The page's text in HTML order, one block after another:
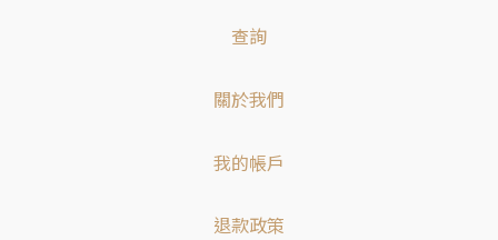
查詢
關於我們
我的帳戶
退款政策